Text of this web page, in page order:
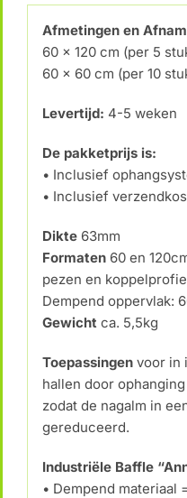
Afmetingen en
60 x 120 cm (per 5
60 x 60 cm (per 10
Levertijd: 4-5 weken
De pakketprijs is:
• Inclusief
• Inclusief
Dikte63mm
Formaten60 en
pezen en
Dempend oppervlak:
Gewicht ca. 5,5kg
Toepassingenvoor in
hallen door
zodat de nagalm in
gereduceerd.
Industriële Baffle
• Dempend materiaal